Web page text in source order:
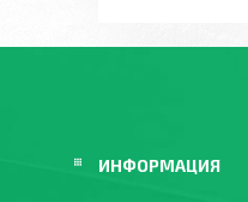
ИНФОРМАЦИЯ